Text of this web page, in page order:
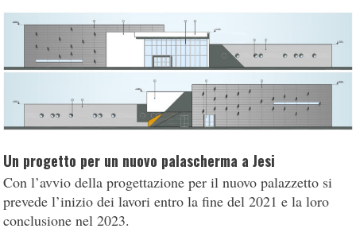
Un progetto per un nuovo palascherma a Jesi
Con l’avvio della progettazione per il nuovo palazzetto si
prevede l’inizio dei lavori entro la fine del 2021 e la loro
conclusione nel 2023.